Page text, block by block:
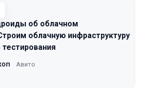
об облачном
облачную инфраструктуру
Авито